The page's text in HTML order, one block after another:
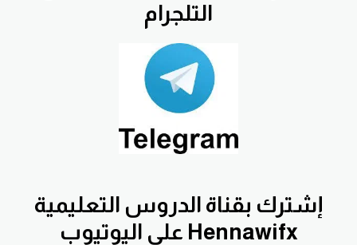
التلجرام
إشترك بقناة الدروس التعليمية
Hennawifx على اليوتيوب